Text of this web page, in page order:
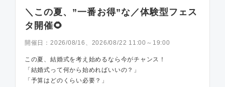
＼この夏、”一番お得”な／体験型フェス
タ開催🌻
開催日： 2026/08/16、2026/08/22 11:00～19:00
この夏、結婚式を考え始めるなら今がチャンス！
「結婚式って何から始めればいいの？」
「予算はどのくらい必要？」